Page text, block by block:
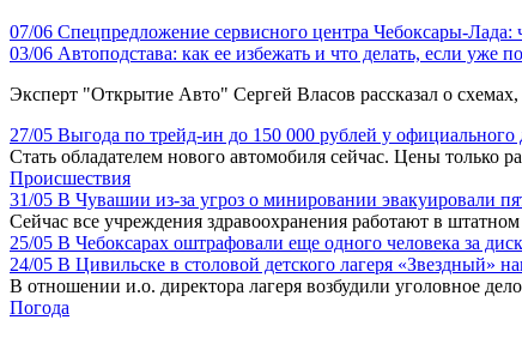
07/06 Спецпредложение сервисного центра Чебоксары-
03/06 Автоподстава: как ее избежать и что делать, если уже
Эксперт "Открытие Авто" Сергей Власов рассказал о
27/05 Выгода по трейд-ин до 150 000 рублей у
Стать обладателем нового автомобиля сейчас. Цены только
Происшествия
31/05 В Чувашии из-за угроз о минировании эвакуировали
Сейчас все учреждения здравоохранения работают в
25/05 В Чебоксарах оштрафовали еще одного человека за
24/05 В Цивильске в столовой детского лагеря «Звездный»
В отношении и.о. директора лагеря возбудили уголовное дело
Погода